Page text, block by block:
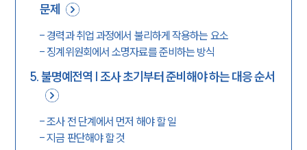
문제
- 경력과 취업 과정에서 불리하게 작용하는 요소
- 징계위원회에서 소명자료를 준비하는 방식
5.불명예전역 | 조사 초기부터 준비해야 하는 대응 순서
-조사 전 단계에서 먼저 해야 할 일
-지금 판단해야 할 것